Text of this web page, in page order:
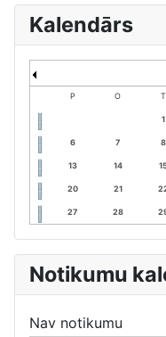
Kalendārs
P O T
1
6 7 8
13 14
20 21
27 28
Notikumu
Nav notikumu